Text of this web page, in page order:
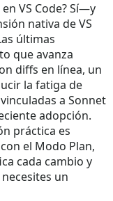
VS Code? Sí—y
nativa de VS
últimas
que avanza
diffs en línea, un
la fatiga de
a Sonnet
adopción.
práctica es
el Modo Plan,
cada cambio y
un